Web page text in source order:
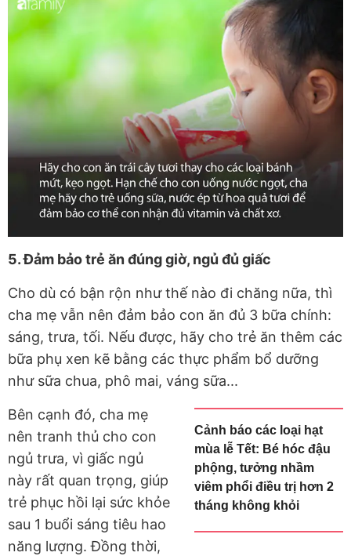
5. Đảm bảo trẻ ăn đúng giờ, ngủ đủ giấc
Cho dù có bận rộn như thế nào đi chăng nữa, thì
cha mẹ vẫn nên đảm bảo con ăn đủ 3 bữa chính:
sáng, trưa, tối. Nếu được, hãy cho trẻ ăn thêm các
bữa phụ xen kẽ bằng các thực phẩm bổ dưỡng
như sữa chua, phô mai, váng sữa...
Cảnh báo các loại hạt
mùa lễ Tết: Bé hóc đậu
phộng, tưởng nhầm
viêm phổi điều trị hơn 2
tháng không khỏi
Bên cạnh đó, cha mẹ
nên tranh thủ cho con
ngủ trưa, vì giấc ngủ
này rất quan trọng, giúp
trẻ phục hồi lại sức khỏe
sau 1 buổi sáng tiêu hao
năng lượng. Đồng thời,